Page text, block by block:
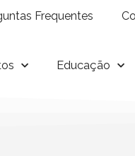
Frequentes
Educação